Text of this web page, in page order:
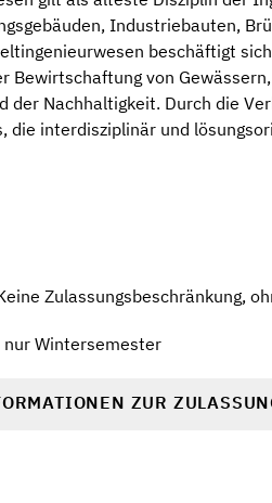
Industriebauten,
beschäftigt
Bewirtschaftung von
der Nachhaltigkeit. Durch die
die interdisziplinär und
Zulassungsbeschränkung,
Wintersemester
ZUR